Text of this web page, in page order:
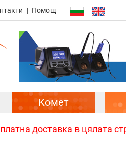
Помощ
Комет
доставка в цялата